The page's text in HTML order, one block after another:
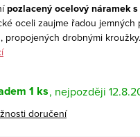
pozlacený ocelový náramek
oceli zaujme řadou
propojených drobnými
1 ks
doručení